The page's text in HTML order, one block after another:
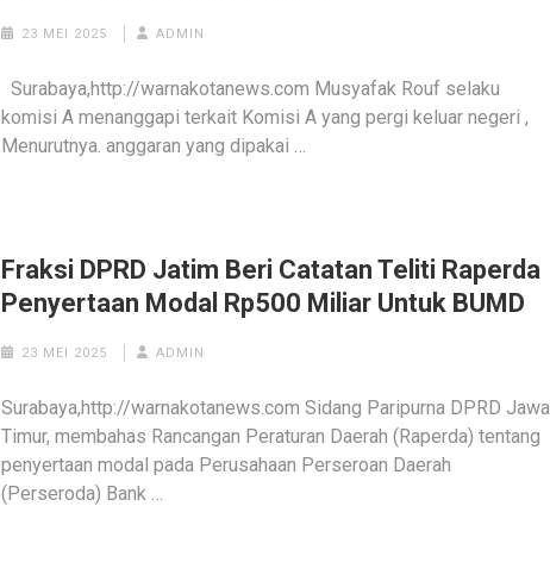
23 MEI 2025 ADMIN
Surabaya,http://warnakotanews.com Musyafak Rouf selaku
komisi A menanggapi terkait Komisi A yang pergi keluar negeri ,
Menurutnya. anggaran yang dipakai …
Fraksi DPRD Jatim Beri Catatan Teliti Raperda
Penyertaan Modal Rp500 Miliar Untuk BUMD
23 MEI 2025 ADMIN
Surabaya,http://warnakotanews.com Sidang Paripurna DPRD Jawa
Timur, membahas Rancangan Peraturan Daerah (Raperda) tentang
penyertaan modal pada Perusahaan Perseroan Daerah
(Perseroda) Bank …